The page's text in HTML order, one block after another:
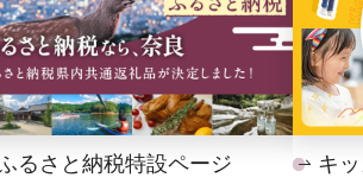
るさと納税特設ページ キ